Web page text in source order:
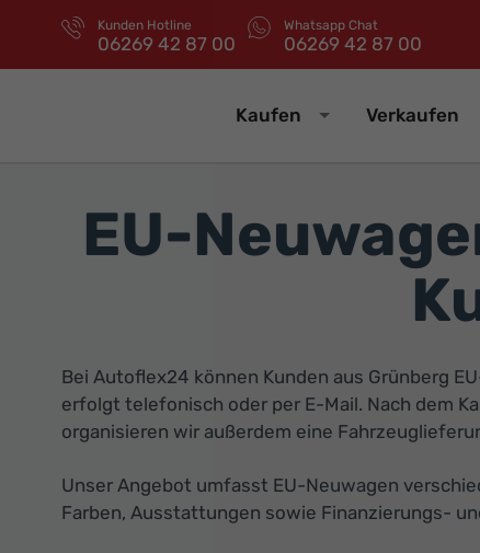
Kunden Hotline
06269 42 87 00
Whatsapp Chat
06269 42 87 00
Kaufen Verkaufen
EU-
Bei Autoflex24 können Kunden aus Grünberg
erfolgt telefonisch oder per E-Mail. Nach dem
organisieren wir außerdem eine
Unser Angebot umfasst EU-Neuwagen
Farben, Ausstattungen sowie Finanzierungs-